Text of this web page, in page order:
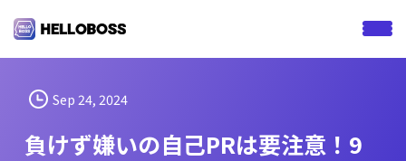
i
Sep 24, 2024
負けず嫌いの自己PRは要注意！9